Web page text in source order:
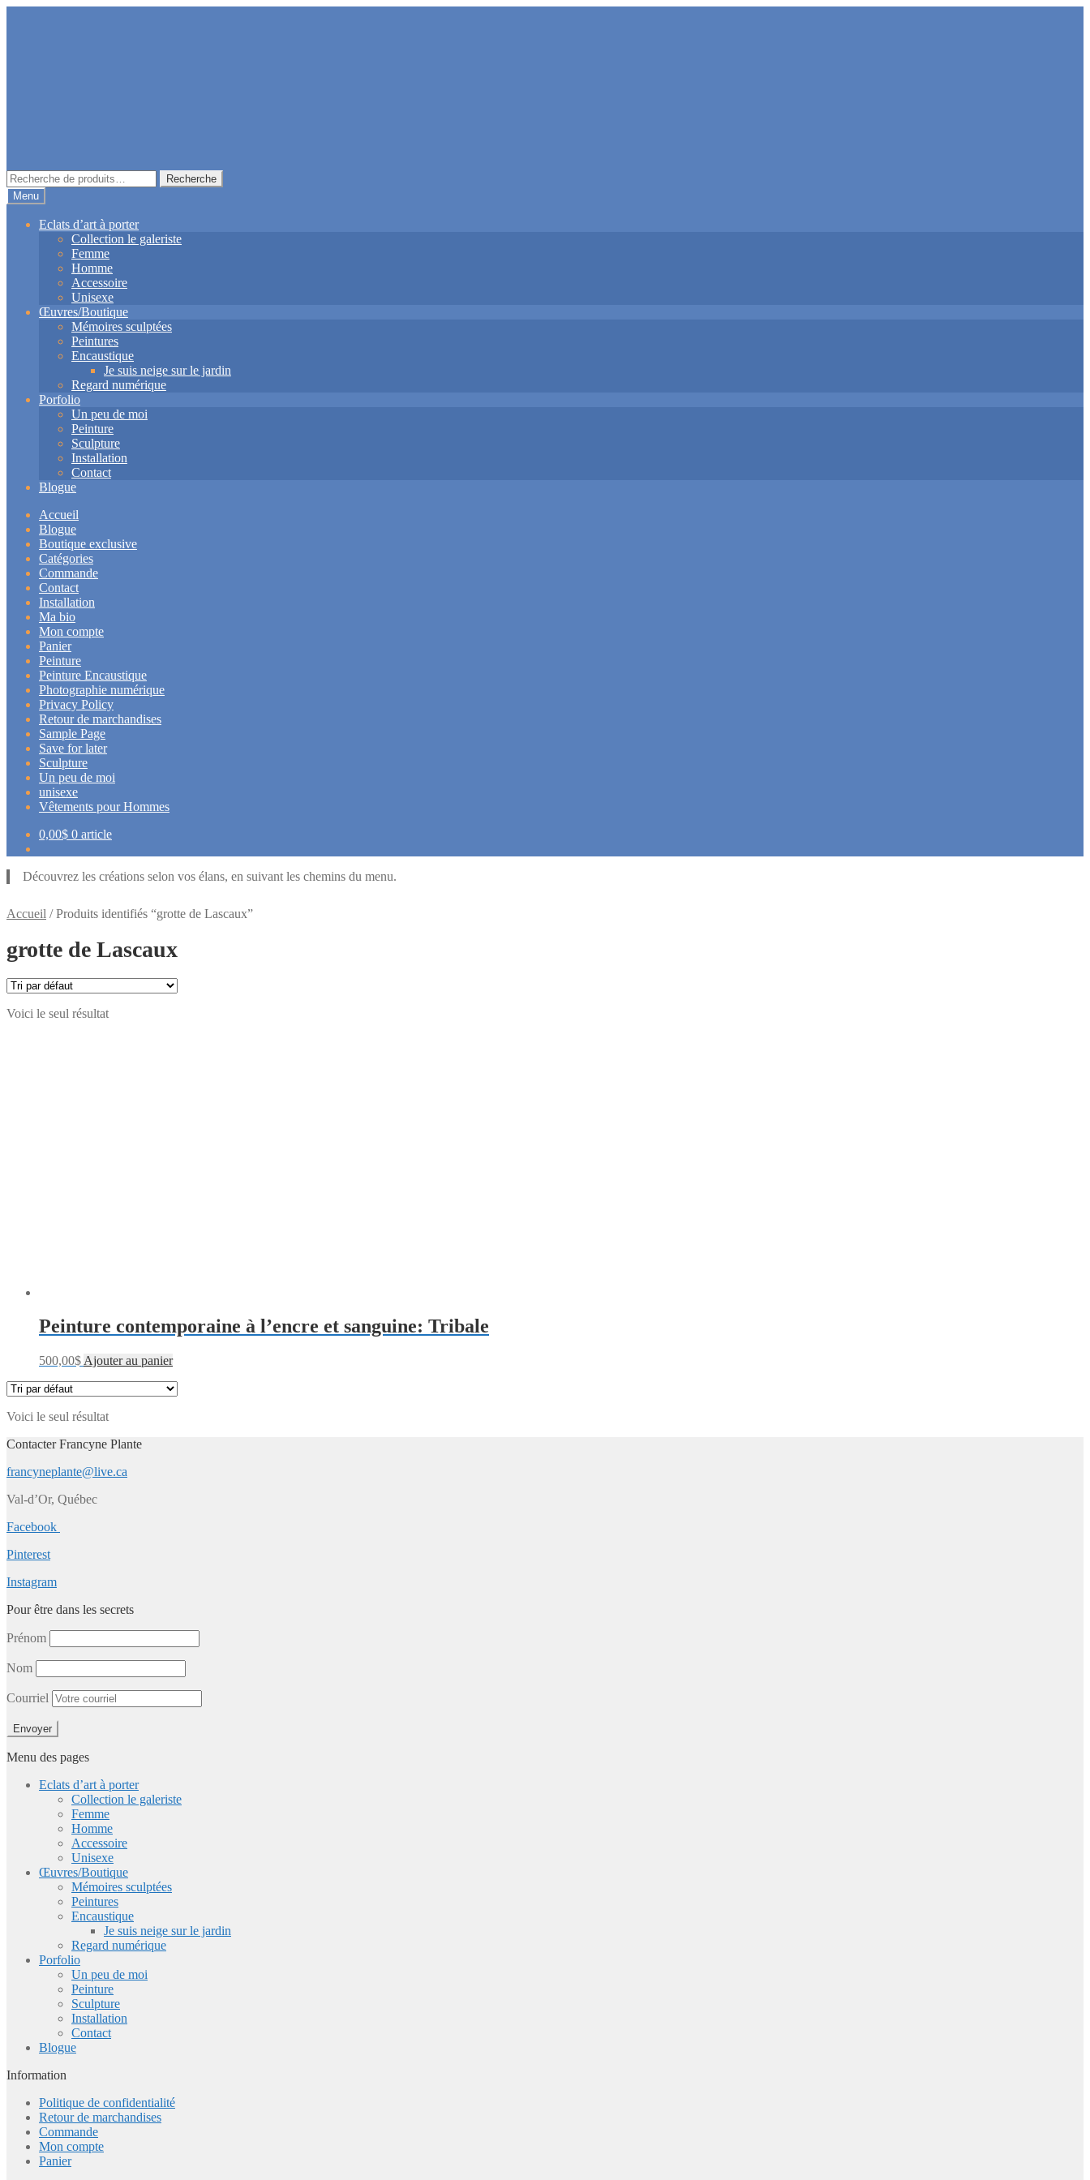
Recherche
pour :
Recherche
Menu
Eclats d’art à porter
Collection le galeriste
Femme
Homme
Accessoire
Unisexe
Œuvres/Boutique
Mémoires sculptées
Peintures
Encaustique
Je suis neige sur le jardin
Regard numérique
Porfolio
Un peu de moi
Peinture
Sculpture
Installation
Contact
Blogue
Accueil
Blogue
Boutique exclusive
Catégories
Commande
Contact
Installation
Ma bio
Mon compte
Panier
Peinture
Peinture Encaustique
Photographie numérique
Privacy Policy
Retour de marchandises
Sample Page
Save for later
Sculpture
Un peu de moi
unisexe
Vêtements pour Hommes
0,00$ 0 article
Découvrez les créations selon vos élans, en suivant les chemins du menu.
Accueil /Produits identifiés “grotte de Lascaux”
grotte de Lascaux
Voici le seul résultat
Peinture contemporaine à l’encre et sanguine: Tribale
500,00$ Ajouter au panier
Voici le seul résultat
Contacter Francyne Plante
francyneplante@live.ca
Val-d’Or, Québec
Facebook
Pinterest
Instagram
Pour être dans les secrets
Prénom
Nom
Courriel
Menu des pages
Eclats d’art à porter
Collection le galeriste
Femme
Homme
Accessoire
Unisexe
Œuvres/Boutique
Mémoires sculptées
Peintures
Encaustique
Je suis neige sur le jardin
Regard numérique
Porfolio
Un peu de moi
Peinture
Sculpture
Installation
Contact
Blogue
Information
Politique de confidentialité
Retour de marchandises
Commande
Mon compte
Panier